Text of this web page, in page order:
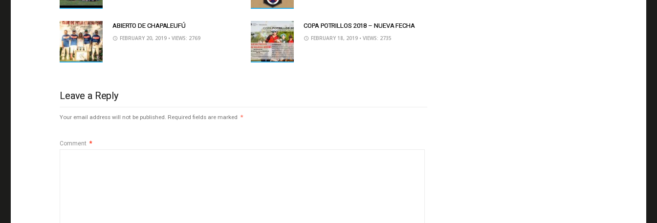
ABIERTO DE CHAPALEUFÚ
FEBRUARY 20, 2019 • VIEWS: 2769
COPA POTRILLOS 2018 – NUEVA FECHA
FEBRUARY 18, 2019 • VIEWS: 2735
Leave a Reply
Your email address will not be published. Required fields are marked *
Comment *